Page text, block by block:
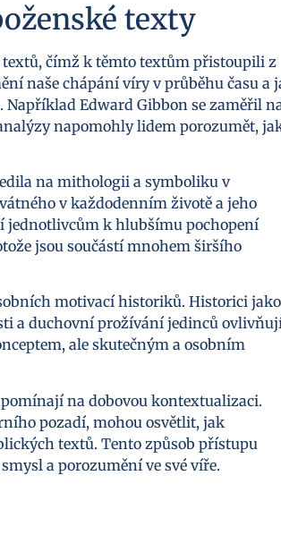
texty
čímž k těmto textům přistoupili z
naše chápání víry v průběhu času a
Edward Gibbon se zaměřil
napomohly lidem porozumět,
na mithologii a symboliku v
v každodenním životě a jeho
jednotlivcům k hlubšímu pochopení
jsou součástí mnohem širšího
motivací historiků. Historici jako
a duchovní prožívání jedinců
ale skutečným a osobním
na dobovou kontextualizaci.
pozadí, mohou osvětlit, jak
textů. Tento způsob přístupu
a porozumění ve své víře.